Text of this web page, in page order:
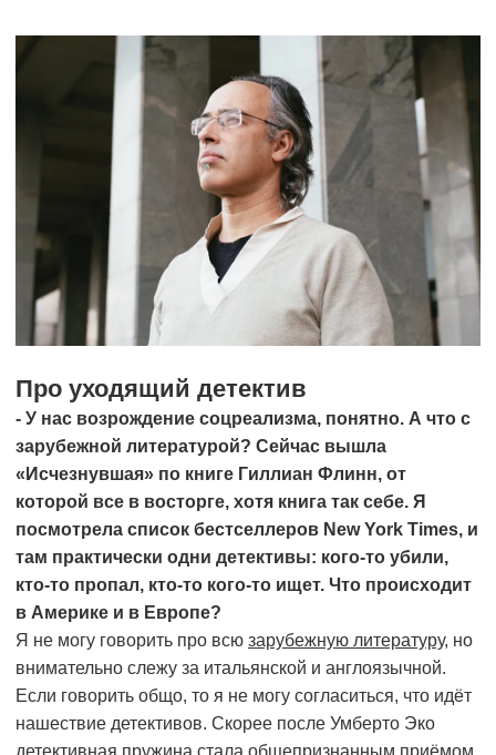
Про уходящий детектив
- У нас возрождение соцреализма, понятно. А что с
зарубежной литературой? Сейчас вышла
«Исчезнувшая» по книге Гиллиан Флинн, от
которой все в восторге, хотя книга так себе. Я
посмотрела список бестселлеров New York Times, и
там практически одни детективы: кого-то убили,
кто-то пропал, кто-то кого-то ищет. Что происходит
в Америке и в Европе?
Я не могу говорить про всю зарубежную литературу, но
внимательно слежу за итальянской и англоязычной.
Если говорить общо, то я не могу согласиться, что идёт
нашествие детективов. Скорее после Умберто Эко